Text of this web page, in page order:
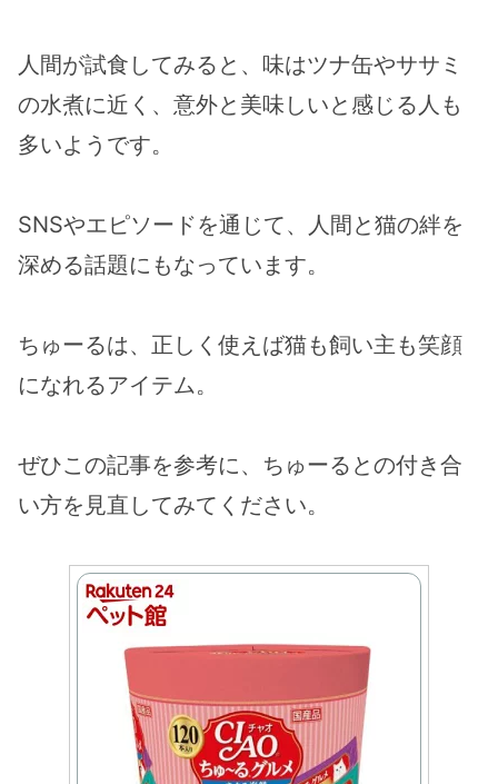
人間が試食してみると、味はツナ缶やササミ
の水煮に近く、意外と美味しいと感じる人も
多いようです。
SNSやエピソードを通じて、人間と猫の絆を
深める話題にもなっています。
ちゅーるは、正しく使えば猫も飼い主も笑顔
になれるアイテム。
ぜひこの記事を参考に、ちゅーるとの付き合
い方を見直してみてください。